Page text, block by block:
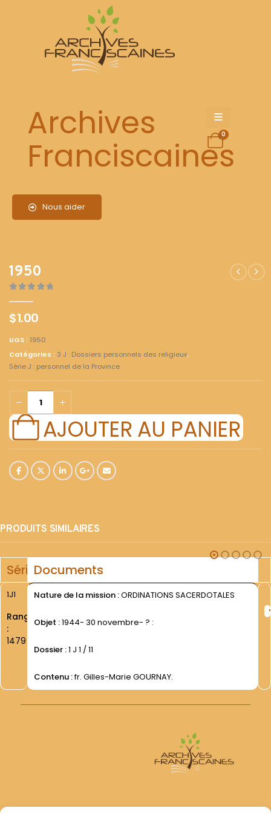
Archives
Franciscaines
Nous aider
0
1950
$1.00
UGS : 1950
Catégories : 3 J : Dossiers personnels des religieux,
Série J : personnel de la Province
AJOUTER AU PANIER
PRODUITS SIMILAIRES
SérieDocuments
1J1
Rang
:
1479
Nature de la mission :ORDINATIONS SACERDOTALES
Objet :1944- 30 novembre- ? :
Dossier :1 J 1 / 11
Contenu :fr. Gilles-Marie GOURNAY.